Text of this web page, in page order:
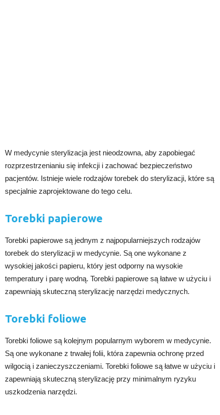
W medycynie sterylizacja jest nieodzowna, aby zapobiegać
rozprzestrzenianiu się infekcji i zachować bezpieczeństwo
pacjentów. Istnieje wiele rodzajów torebek do sterylizacji, które są
specjalnie zaprojektowane do tego celu.
Torebki papierowe
Torebki papierowe są jednym z najpopularniejszych rodzajów
torebek do sterylizacji w medycynie. Są one wykonane z
wysokiej jakości papieru, który jest odporny na wysokie
temperatury i parę wodną. Torebki papierowe są łatwe w użyciu i
zapewniają skuteczną sterylizację narzędzi medycznych.
Torebki foliowe
Torebki foliowe są kolejnym popularnym wyborem w medycynie.
Są one wykonane z trwałej folii, która zapewnia ochronę przed
wilgocią i zanieczyszczeniami. Torebki foliowe są łatwe w użyciu i
zapewniają skuteczną sterylizację przy minimalnym ryzyku
uszkodzenia narzędzi.